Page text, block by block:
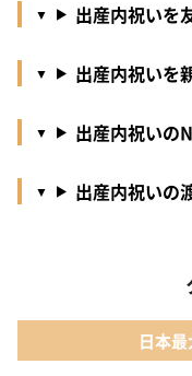
出産内祝いを
出産内祝いを
出産内祝いの
出産内祝いの
日本